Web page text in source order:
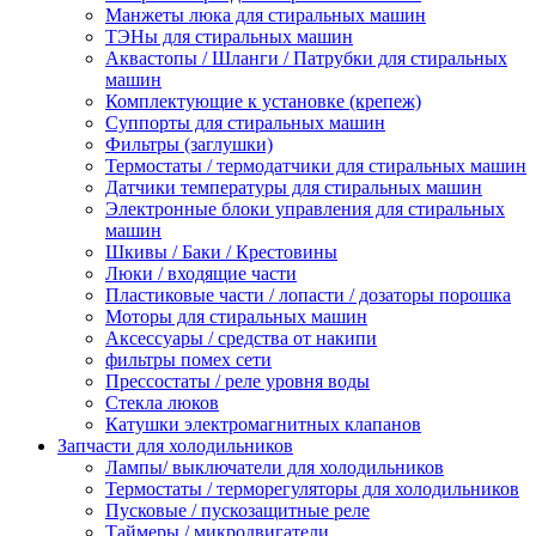
Манжеты люка для стиральных машин
ТЭНы для стиральных машин
Аквастопы / Шланги / Патрубки для стиральных
машин
Комплектующие к установке (крепеж)
Суппорты для стиральных машин
Фильтры (заглушки)
Термостаты / термодатчики для стиральных машин
Датчики температуры для стиральных машин
Электронные блоки управления для стиральных
машин
Шкивы / Баки / Крестовины
Люки / входящие части
Пластиковые части / лопасти / дозаторы порошка
Моторы для стиральных машин
Аксессуары / средства от накипи
фильтры помех сети
Прессостаты / реле уровня воды
Стекла люков
Катушки электромагнитных клапанов
Запчасти для холодильников
Лампы/ выключатели для холодильников
Термостаты / терморегуляторы для холодильников
Пусковые / пускозащитные реле